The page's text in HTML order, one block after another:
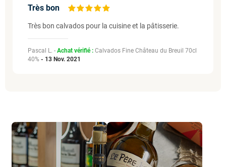
Très bon
Très bon calvados pour la cuisine et la pâtisserie.
Pascal L. - Achat vérifié : Calvados Fine Château du Breuil 70cl
40% - 13 Nov. 2021